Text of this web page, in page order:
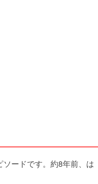
ードです。約8年前、は